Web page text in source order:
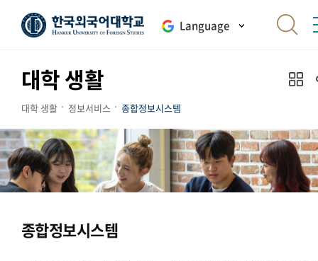
Language
대학 생활
대학 생활 정보서비스 종합정보시스템
종합정보시스템